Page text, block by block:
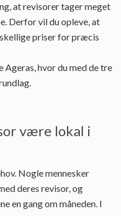
at revisorer tager meget
Derfor vil du opleve, at
priser for præcis
hvor du med de tre
være lokal i
Nogle mennesker
deres revisor, og
en gang om måneden. I